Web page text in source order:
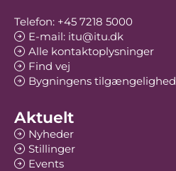
Telefon: +45 7218 5000
E-mail: itu@itu.dk
Alle kontaktoplysninger
Find vej
Bygningens tilgængelighed
Aktuelt
Nyheder
Stillinger
Events